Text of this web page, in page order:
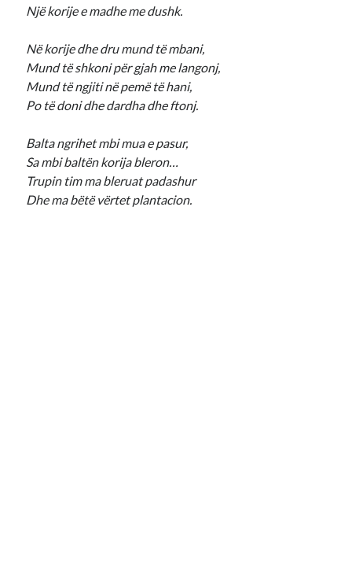
Një korije e madhe me dushk.
Në korije dhe dru mund të mbani,
Mund të shkoni për gjah me langonj,
Mund të ngjiti në pemë të hani,
Po të doni dhe dardha dhe ftonj.
Balta ngrihet mbi mua e pasur,
Sa mbi baltën korija bleron…
Trupin tim ma bleruat padashur
Dhe ma bëtë vërtet plantacion.